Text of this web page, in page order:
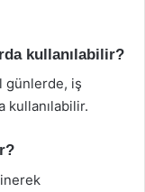
kullanılabilir?
günlerde, iş
kullanılabilir.